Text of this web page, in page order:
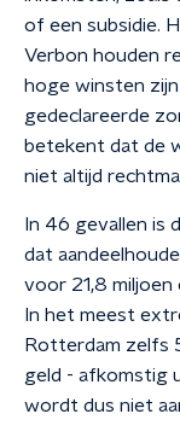
of een subsidie.
Verbon houden
hoge winsten
gedeclareerde
betekent dat de
niet altijd
In 46 gevallen is
dat
voor 21,8 miljoen
In het meest
Rotterdam zelfs
geld - afkomstig
wordt dus niet